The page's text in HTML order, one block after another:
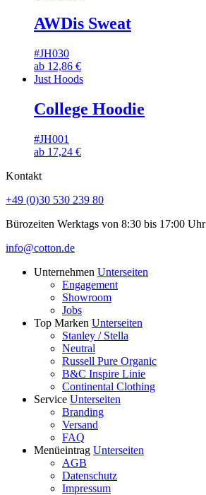
AWDis Sweat
#JH030
ab 12,86 €
Just Hoods
College Hoodie
#JH001
ab 17,24 €
Kontakt
+49 (0)30 530 239 80
Bürozeiten Werktags von 8:30 bis 17:00 Uhr
info@cotton.de
Unternehmen Unterseiten
Engagement
Showroom
Jobs
Top Marken Unterseiten
Stanley / Stella
Neutral
Russell Pure Organic
B&C Inspire Linie
Continental Clothing
Service Unterseiten
Branding
Versand
FAQ
Menüeintrag Unterseiten
AGB
Datenschutz
Impressum